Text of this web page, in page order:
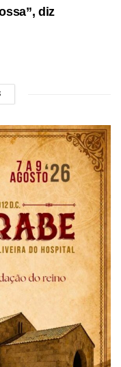
diz